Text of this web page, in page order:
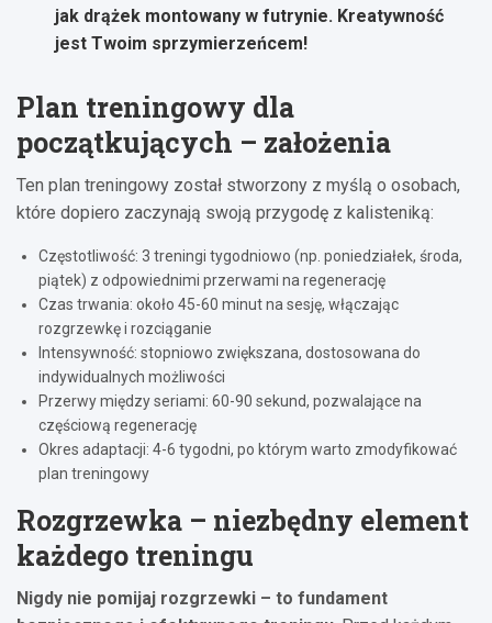
jak drążek montowany w futrynie. Kreatywność
jest Twoim sprzymierzeńcem!
Plan treningowy dla
początkujących – założenia
Ten plan treningowy został stworzony z myślą o osobach,
które dopiero zaczynają swoją przygodę z kalisteniką:
Częstotliwość: 3 treningi tygodniowo (np. poniedziałek, środa,
piątek) z odpowiednimi przerwami na regenerację
Czas trwania: około 45-60 minut na sesję, włączając
rozgrzewkę i rozciąganie
Intensywność: stopniowo zwiększana, dostosowana do
indywidualnych możliwości
Przerwy między seriami: 60-90 sekund, pozwalające na
częściową regenerację
Okres adaptacji: 4-6 tygodni, po którym warto zmodyfikować
plan treningowy
Rozgrzewka – niezbędny element
każdego treningu
Nigdy nie pomijaj rozgrzewki – to fundament